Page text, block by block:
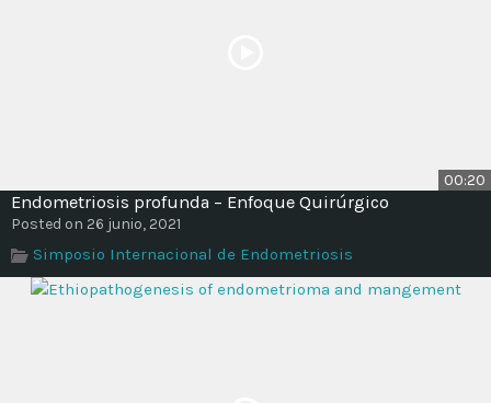
00:20
Endometriosis profunda – Enfoque Quirúrgico
Posted on 26 junio, 2021
Simposio Internacional de Endometriosis